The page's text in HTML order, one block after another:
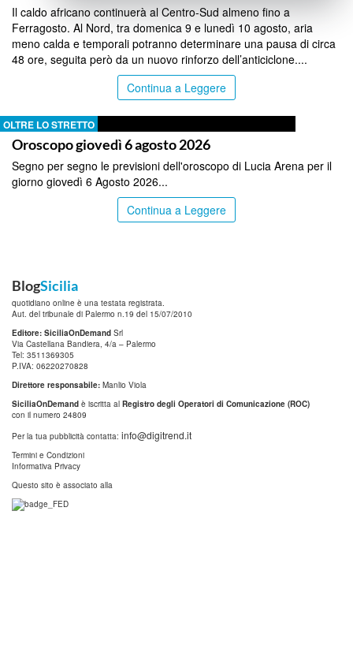
Il caldo africano continuerà al Centro-Sud almeno fino a
Ferragosto. Al Nord, tra domenica 9 e lunedì 10 agosto, aria
meno calda e temporali potranno determinare una pausa di circa
48 ore, seguita però da un nuovo rinforzo dell’anticiclone....
Continua a Leggere
OLTRE LO STRETTO
Oroscopo giovedì 6 agosto 2026
Segno per segno le previsioni dell'oroscopo di Lucia Arena per il
giorno giovedì 6 Agosto 2026...
Continua a Leggere
BlogSicilia
quotidiano online è una testata registrata.
Aut. del tribunale di Palermo n.19 del 15/07/2010
Editore: SiciliaOnDemand Srl
Via Castellana Bandiera, 4/a – Palermo
Tel: 3511369305
P.IVA: 06220270828
Direttore responsabile: Manlio Viola
SiciliaOnDemand è iscritta al Registro degli Operatori di Comunicazione (ROC)
con il numero 24809
Per la tua pubblicità contatta: info@digitrend.it
Termini e Condizioni
Informativa Privacy
Questo sito è associato alla